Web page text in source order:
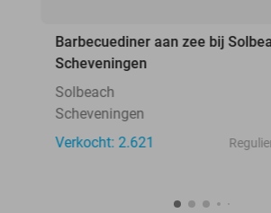
Barbecuediner aan zee bij
Scheveningen
Solbeach
Scheveningen
Verkocht: 2.621